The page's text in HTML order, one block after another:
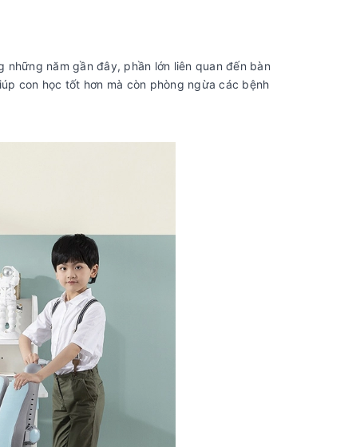
năm gần đây, phần lớn liên quan đến bàn
con học tốt hơn mà còn phòng ngừa các bệnh
Khu vui chơi và vận động
Phòng chức năng
Sân vườn, tiểu cảnh